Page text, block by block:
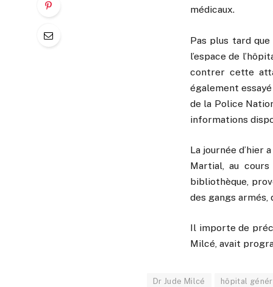
médicaux.
Pas plus tard
l’espace de
contrer cette
également
de la Police
informations
La journée d’hier
Martial, au
bibliothèque,
des gangs armés,
Il importe de
Milcé, avait
Dr Jude Milcé hôpital